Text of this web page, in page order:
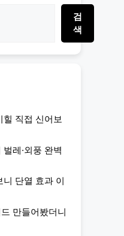
검
색
힐 직접 신어보
레·외풍 완벽
단열 효과 이
만들어봤더니